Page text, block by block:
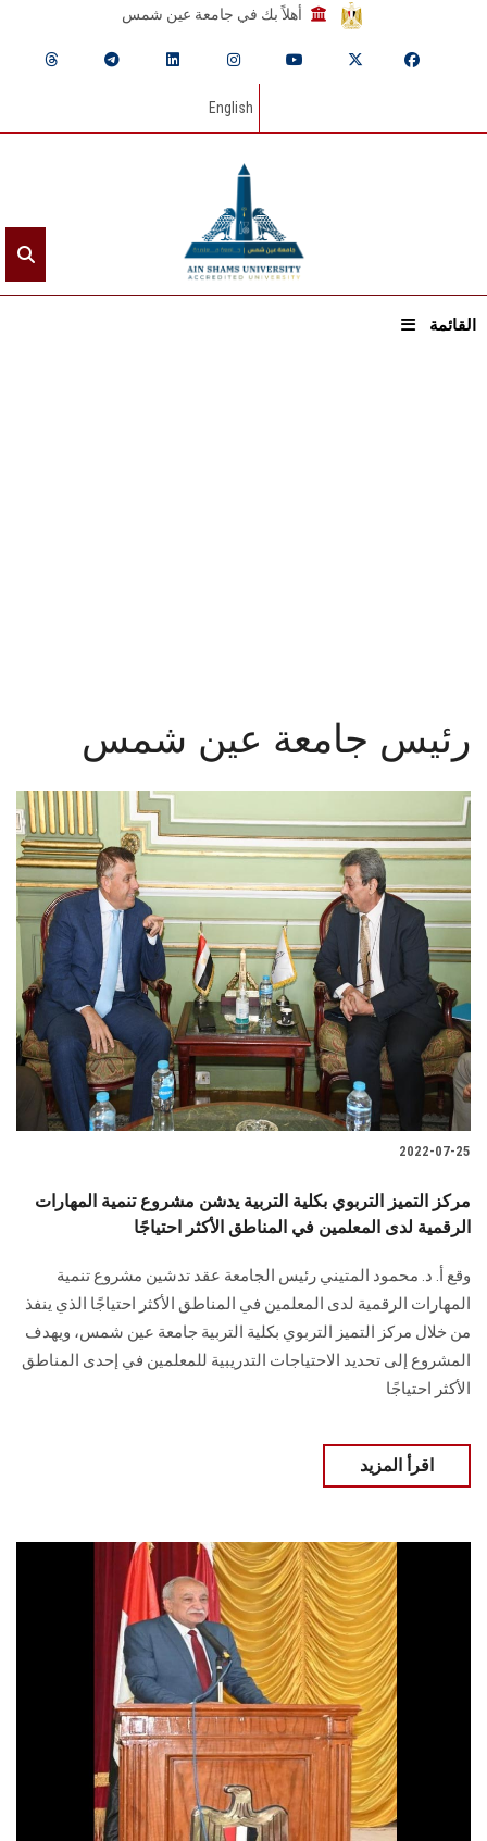
أهلاً بك في جامعة عين شمس
English
القائمة
المراكز والوحدات
الأنظمة الذكية
الإعلام
تواصل معنا
الطلاب
هيئة التدريس
الدراسات العليا
الزائـرون
سجل الان
رئيس جامعة عين شمس
2022-07-25
مركز التميز التربوي بكلية التربية يدشن مشروع تنمية المهارات
الرقمية لدى المعلمين في المناطق الأكثر احتياجًا
وقع أ. د. محمود المتيني رئيس الجامعة عقد تدشين مشروع تنمية
المهارات الرقمية لدى المعلمين في المناطق الأكثر احتياجًا الذي ينفذ
من خلال مركز التميز التربوي بكلية التربية جامعة عين شمس، ويهدف
المشروع إلى تحديد الاحتياجات التدريبية للمعلمين في إحدى المناطق
الأكثر احتياجًا
اقرأ المزيد